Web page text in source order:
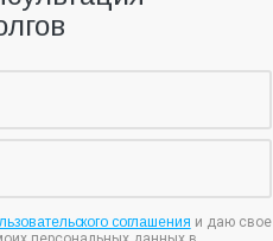
соглашения и даю свое